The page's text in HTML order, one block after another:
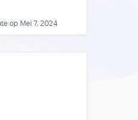
op Mei 7, 2024